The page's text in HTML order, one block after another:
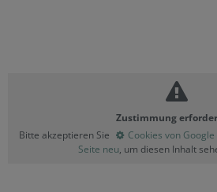
Zustimmung
Bitte akzeptieren Sie
Cookies von
Seite neu, um diesen Inhalt